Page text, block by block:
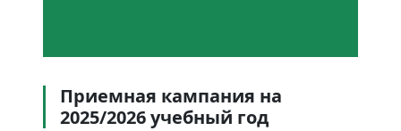
Приемная кампания на
2025/2026 учебный год